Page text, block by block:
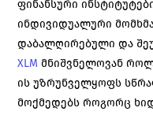
ფინანსური
ინდივიდუალური
დაბალღირებული და
XLM მნიშვნელოვან
ის უზრუნველყოფს
მოქმედებს როგორც